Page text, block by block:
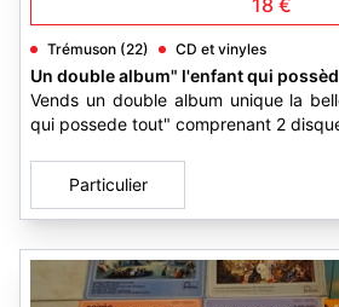
18 €
Trémuson (22) CD et vinyles
Un double album" l'enfant qui
Vends un double album unique la
qui possede tout" comprenant 2
Particulier